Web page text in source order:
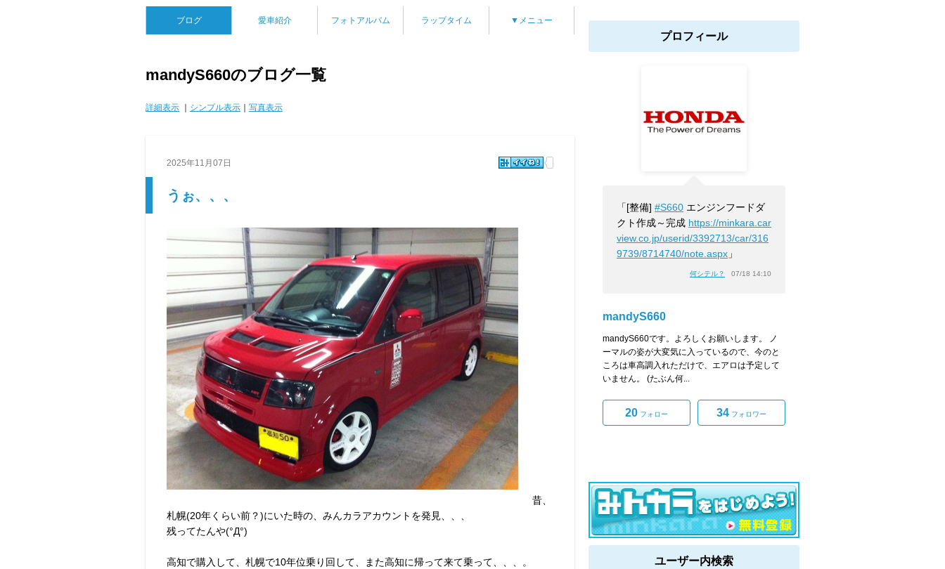
ブログ 愛車紹介 フォトアルバム ラップタイム ▼メニュー
mandyS660のブログ一覧
詳細表示 シンプル表示 写真表示
2025年11月07日
うぉ、、、
昔、
札幌(20年くらい前？)にいた時の、みんカラアカウントを発見、、、
残ってたんや(°Д°)
高知で購入して、札幌で10年位乗り回して、また高知に帰って来て乗って、、、。
プロフィール
「[整備] #S660 エンジンフードダ
クト作成～完成 https://minkara.car
view.co.jp/userid/3392713/car/316
9739/8714740/note.aspx 」
何シテル？ 07/18 14:10
mandyS660
mandyS660です。よろしくお願いします。 ノ
ーマルの姿が大変気に入っているので、今のと
ころは車高調入れただけで、エアロは予定して
いません。 (たぶん何...
20 フォロー 34 フォロワー
ユーザー内検索